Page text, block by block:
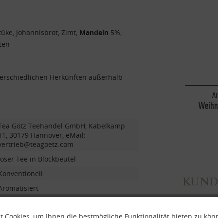
Johannisbrot, Zimt, Mandeln 5%,
Herkünften außerhalb
Götz Teehandel GmbH, Kabelkamp
30179 Hannover, eMail:
Tee in Blockbeutel